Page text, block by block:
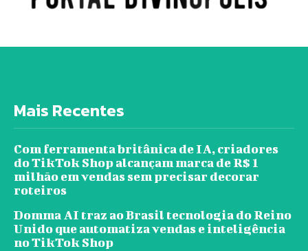
Mais Recentes
Com ferramenta britânica de IA, criadores
do TikTok Shop alcançam marca de R$ 1
milhão em vendas sem precisar decorar
roteiros
Domma AI traz ao Brasil tecnologia do Reino
Unido que automatiza vendas e inteligência
no TikTok Shop